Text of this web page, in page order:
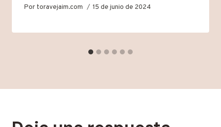
Por toravejaim.com 15 de junio de 2024